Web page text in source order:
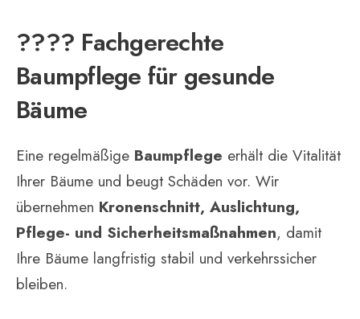
???? Fachgerechte
Baumpflege für gesunde
Bäume
Eine regelmäßige Baumpflege erhält die Vitalität
Ihrer Bäume und beugt Schäden vor. Wir
übernehmen Kronenschnitt, Auslichtung,
Pflege- und Sicherheitsmaßnahmen, damit
Ihre Bäume langfristig stabil und verkehrssicher
bleiben.